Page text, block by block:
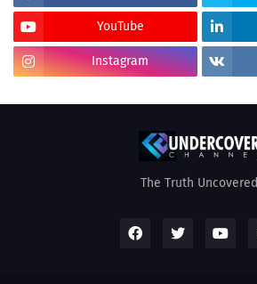
YouTube
Instagram
The Truth Uncovered